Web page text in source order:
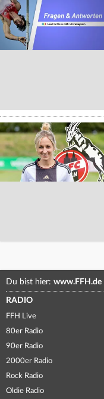
Du bist hier: www.FFH.de
RADIO
FFH Live
80er Radio
90er Radio
2000er Radio
Rock Radio
Oldie Radio